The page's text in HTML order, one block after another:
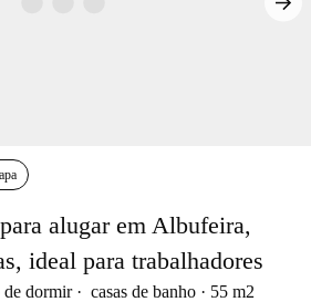
alugar em Albufeira,
ideal para trabalhadores
de dormir casas de banho 55 m2